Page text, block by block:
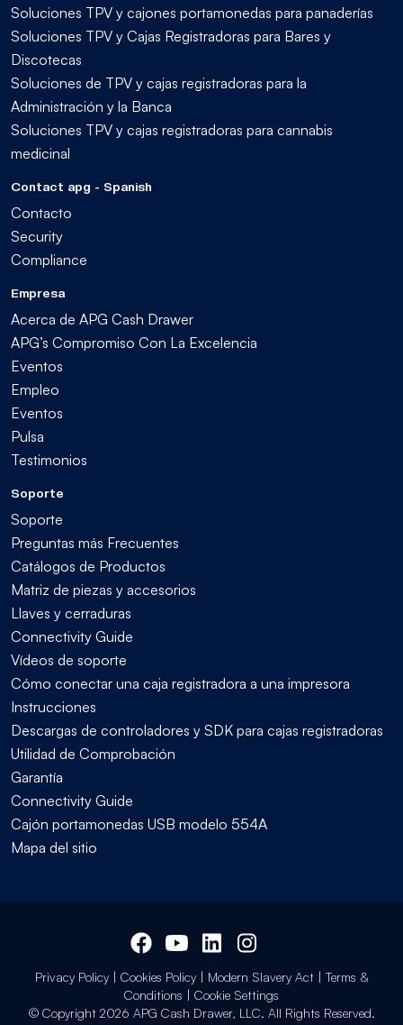
Soluciones TPV y cajones portamonedas para panaderías
Soluciones TPV y Cajas Registradoras para Bares y
Discotecas
Soluciones de TPV y cajas registradoras para la
Administración y la Banca
Soluciones TPV y cajas registradoras para cannabis
medicinal
Contact apg - Spanish
Contacto
Security
Compliance
Empresa
Acerca de APG Cash Drawer
APG’s Compromiso Con La Excelencia
Eventos
Empleo
Eventos
Pulsa
Testimonios
Soporte
Soporte
Preguntas más Frecuentes
Catálogos de Productos
Matriz de piezas y accesorios
Llaves y cerraduras
Connectivity Guide
Vídeos de soporte
Cómo conectar una caja registradora a una impresora
Instrucciones
Descargas de controladores y SDK para cajas registradoras
Utilidad de Comprobación
Garantía
Connectivity Guide
Cajón portamonedas USB modelo 554A
Mapa del sitio
Privacy Policy| Cookies Policy| Modern Slavery Act| Terms &
Conditions | Cookie Settings
© Copyright 2026 APG Cash Drawer, LLC. All Rights Reserved.